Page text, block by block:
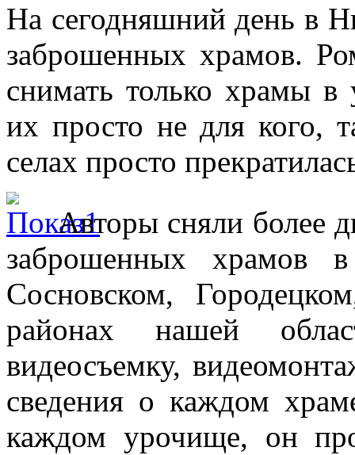
На сегодняшний день в
заброшенных храмов.
снимать только храмы в
их просто не для кого,
селах просто
Авторы сняли более
заброшенных храмов
Сосновском,
районах нашей
видеосъемку,
сведения о каждом
каждом урочище, он